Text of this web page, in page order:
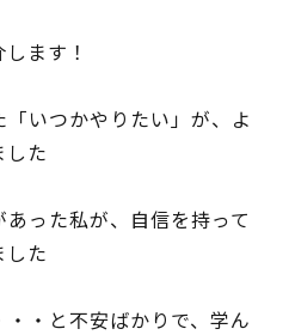
ます！
いつかやりたい」が、よ
した
あった私が、自信を持って
た
・と不安ばかりで、学ん